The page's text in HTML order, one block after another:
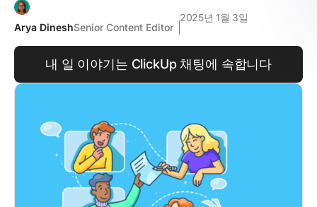
Arya DineshSenior Content Editor
2025년 1월 3일
내 일 이야기는 ClickUp 채팅에 속합니다